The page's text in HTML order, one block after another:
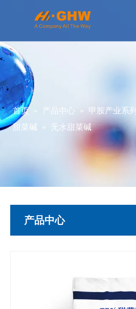
首页
关于我们
产品中心
电商平台
联系我们
首页 » 产品中心 » 甲胺产业系列
甜菜碱
» 无水甜菜碱
产品中心